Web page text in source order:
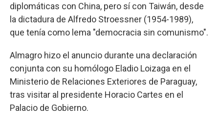
diplomáticas con China, pero sí con Taiwán, desde
la dictadura de Alfredo Stroessner (1954-1989),
que tenía como lema "democracia sin comunismo".
Almagro hizo el anuncio durante una declaración
conjunta con su homólogo Eladio Loizaga en el
Ministerio de Relaciones Exteriores de Paraguay,
tras visitar al presidente Horacio Cartes en el
Palacio de Gobierno.